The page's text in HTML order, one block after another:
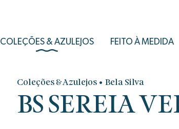
COLEÇÕES & AZULEJOS FEITO À MEDIDA
Coleções & Azulejos • Bela Silva
BS SEREIA